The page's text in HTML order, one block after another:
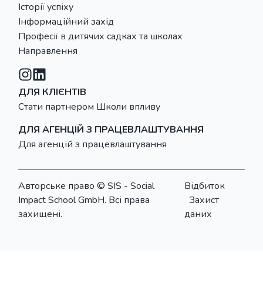
Історії успіху
Інформаційний захід
Професії в дитячих садках та школах
Направлення
ДЛЯ КЛІЄНТІВ
Стати партнером Школи впливу
ДЛЯ АГЕНЦІЙ З ПРАЦЕВЛАШТУВАННЯ
Для агенцій з працевлаштування
Авторське право © SIS - Social
Impact School GmbH. Всі права
захищені.
Відбиток
Захист
даних